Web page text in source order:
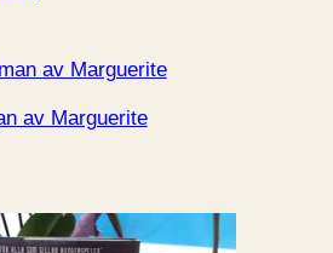
av Marguerite